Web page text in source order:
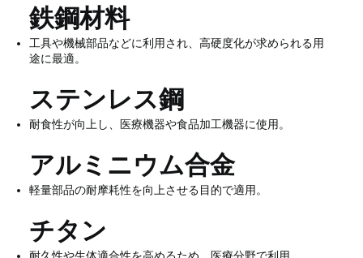
鉄鋼材料
工具や機械部品などに利用され、高硬度化が求められる用
途に最適。
ステンレス鋼
耐食性が向上し、医療機器や食品加工機器に使用。
アルミニウム合金
軽量部品の耐摩耗性を向上させる目的で適用。
チタン
耐久性や生体適合性を高めるため、医療分野で利用。